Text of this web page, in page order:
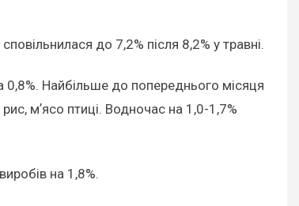
до 7,2% після 8,2% у травні.
0,8%. Найбільше до попереднього місяця
мʼясо птиці. Водночас на 1,0-1,7%
на 1,8%.